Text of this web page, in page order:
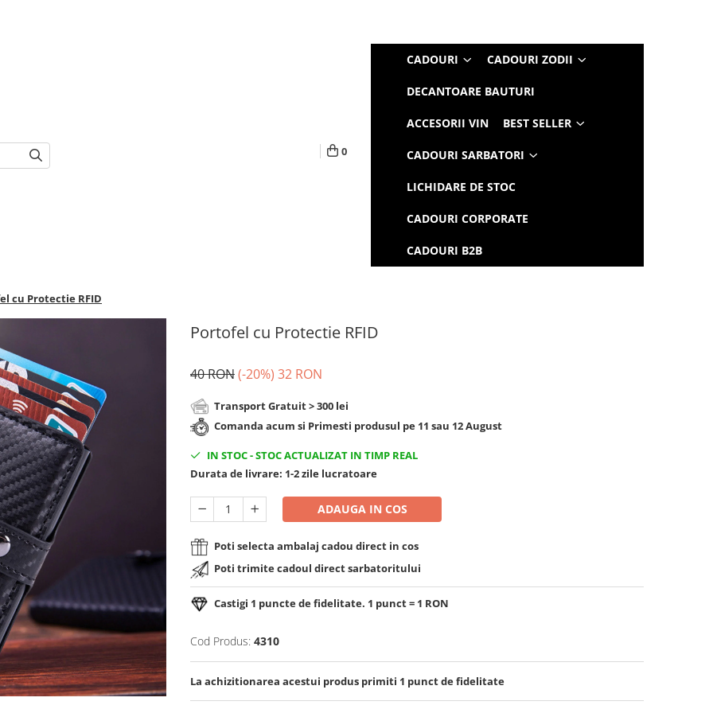
0
CADOURI CADOURI ZODII
DECANTOARE BAUTURI
ACCESORII VIN BEST SELLER
CADOURI SARBATORI
LICHIDARE DE STOC
CADOURI CORPORATE
CADOURI B2B
cu Protectie RFID
Portofel cu Protectie RFID
40 RON(-20%) 32 RON
Transport Gratuit > 300 lei
Comanda acum si Primesti produsul pe 11 sau 12 August
IN STOC-STOC ACTUALIZAT IN TIMP REAL
Durata de livrare: 1-2 zile lucratoare
ADAUGA IN COS
Poti selecta ambalaj cadou direct in cos
Poti trimite cadoul direct sarbatoritului
Castigi 1 puncte de fidelitate. 1 punct = 1 RON
Cod Produs: 4310
La achizitionarea acestui produs primiti 1 punct de fidelitate